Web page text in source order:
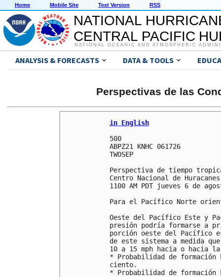
Home Mobile Site Text Version RSS
NATIONAL
CENTRAL PACIFIC
NATIONAL OCEANIC AND ATMOSPHERIC
ANALYSIS & FORECASTS DATA & TOOLS
Perspectivas de las
in English
500
ABPZ21 KNHC 061726
TWOSEP
Perspectiva de tiempo
Centro Nacional de
1100 AM PDT jueves 6 de
Para el Pacífico Norte
Oeste del Pacífico Este y
presión podría formarse a
porción oeste del Pacífico
de este sistema a medida
10 a 15 mph hacia o hacia
* Probabilidad de
ciento.
* Probabilidad de